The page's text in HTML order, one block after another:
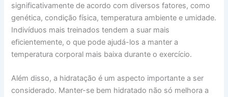
significativamente de acordo com diversos fatores, como
genética, condição física, temperatura ambiente e umidade.
Indivíduos mais treinados tendem a suar mais
eficientemente, o que pode ajudá-los a manter a
temperatura corporal mais baixa durante o exercício.
Além disso, a hidratação é um aspecto importante a ser
considerado. Manter-se bem hidratado não só melhora a